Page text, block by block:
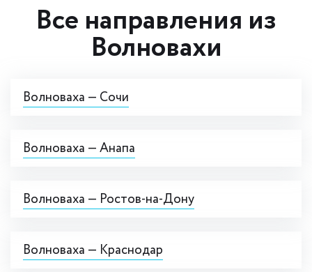
Все направления из
Волновахи
Волноваха — Сочи
Волноваха — Анапа
Волноваха — Ростов-на-Дону
Волноваха — Краснодар